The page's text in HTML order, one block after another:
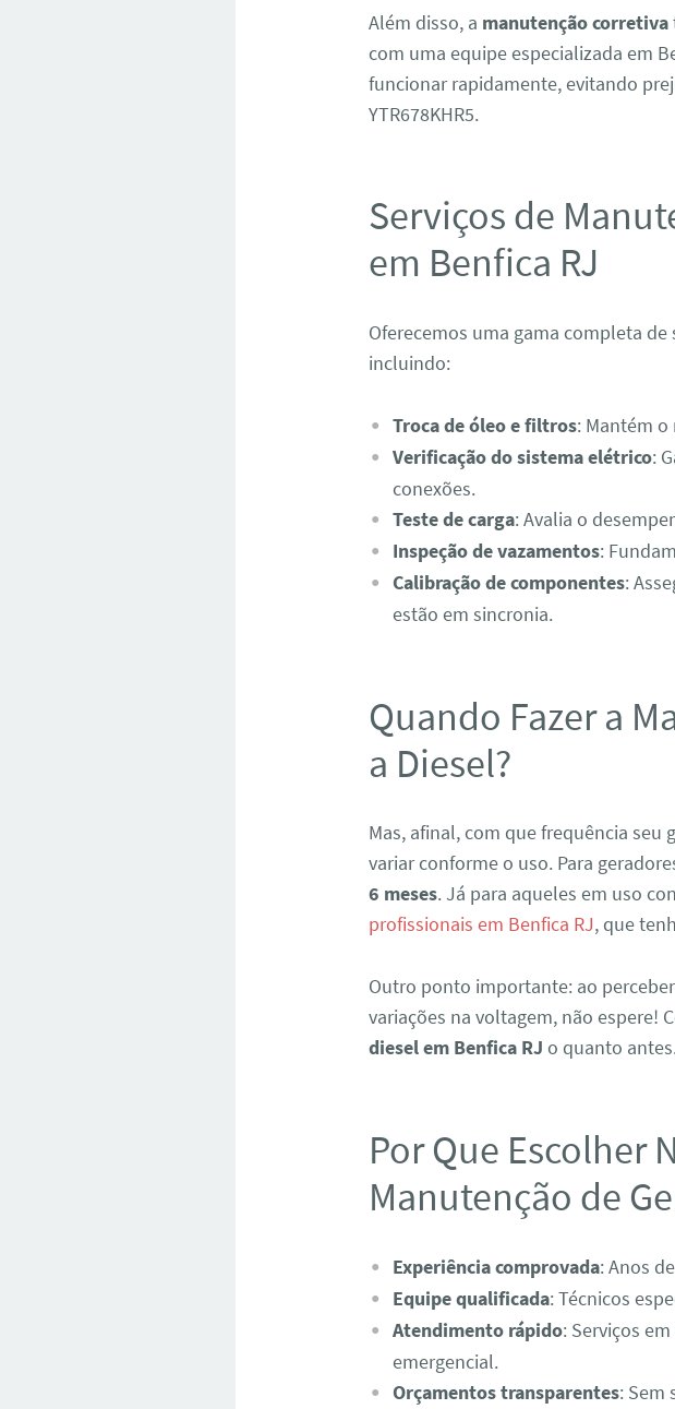
Além disso, a manutenção corretiva
com uma equipe especializada em
funcionar rapidamente, evitando
YTR678KHR5.
Serviços de
em Benfica RJ
Oferecemos uma gama completa
incluindo:
Troca de óleo e filtros: Mantém
Verificação do sistema elétrico:
conexões.
Teste de carga: Avalia o
Inspeção de vazamentos:
Calibração de componentes:
estão em sincronia.
Quando Fazer a
a Diesel?
Mas, afinal, com que frequência seu
variar conforme o uso. Para
6 meses. Já para aqueles em uso
profissionais em Benfica RJ, que
Outro ponto importante: ao
variações na voltagem, não espere!
diesel em Benfica RJ o quanto
Por Que Escolher
Manutenção de
Experiência comprovada: Anos
Equipe qualificada: Técnicos
Atendimento rápido: Serviços
emergencial.
Orçamentos transparentes: Sem